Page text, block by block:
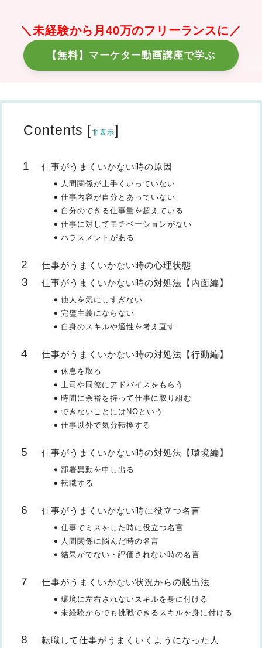
＼未経験から月40万のフリーランスに／
【無料】マーケター動画講座で学ぶ
Contents [非表示]
仕事がうまくいかない時の原因
人間関係が上手くいっていない
仕事内容が自分とあっていない
自分のできる仕事量を超えている
仕事に対してモチベーションがない
ハラスメントがある
仕事がうまくいかない時の心理状態
仕事がうまくいかない時の対処法【内面編】
他人を気にしすぎない
完璧主義にならない
自身のスキルや適性を考え直す
仕事がうまくいかない時の対処法【行動編】
休息を取る
上司や同僚にアドバイスをもらう
時間に余裕を持って仕事に取り組む
できないことにはNOという
仕事以外で気分転換する
仕事がうまくいかない時の対処法【環境編】
部署異動を申し出る
転職する
仕事がうまくいかない時に役立つ名言
仕事でミスをした時に役立つ名言
人間関係に悩んだ時の名言
結果がでない・評価されない時の名言
仕事がうまくいかない状況からの脱出法
環境に左右されないスキルを身に付ける
未経験からでも挑戦できるスキルを身に付ける
転職して仕事がうまくいくようになった人